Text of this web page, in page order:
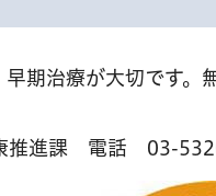
期治療が大切です
推進課 電話 03-